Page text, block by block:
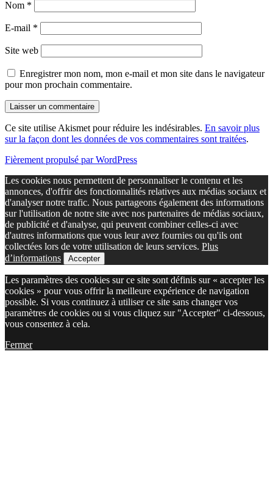
Nom *
E-mail *
Site web
Enregistrer mon nom, mon e-mail et mon site dans le navigateur
pour mon prochain commentaire.
Ce site utilise Akismet pour réduire les indésirables. En savoir plus
sur la façon dont les données de vos commentaires sont traitées.
Fièrement propulsé par WordPress
Les cookies nous permettent de personnaliser le contenu et les
annonces, d'offrir des fonctionnalités relatives aux médias sociaux et
d'analyser notre trafic. Nous partageons également des informations
sur l'utilisation de notre site avec nos partenaires de médias sociaux,
de publicité et d'analyse, qui peuvent combiner celles-ci avec
d'autres informations que vous leur avez fournies ou qu'ils ont
collectées lors de votre utilisation de leurs services. Plus
d’informations
Accepter
Les paramètres des cookies sur ce site sont définis sur « accepter les
cookies » pour vous offrir la meilleure expérience de navigation
possible. Si vous continuez à utiliser ce site sans changer vos
paramètres de cookies ou si vous cliquez sur "Accepter" ci-dessous,
vous consentez à cela.
Fermer